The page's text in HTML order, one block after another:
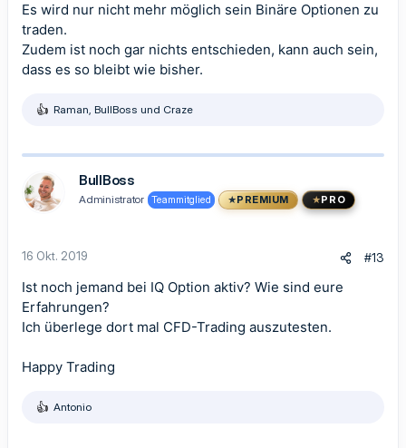
Es wird nur nicht mehr möglich sein Binäre Optionen zu
traden.
Zudem ist noch gar nichts entschieden, kann auch sein,
dass es so bleibt wie bisher.
R
k
o
Raman, BullBoss und Craze
BullBoss
Administrator Teammitglied PREMIUM PRO
16 Okt. 2019 #13
Ist noch jemand bei IQ Option aktiv? Wie sind eure
Erfahrungen?
Ich überlege dort mal CFD-Trading auszutesten.
Happy Trading
R
Antonio